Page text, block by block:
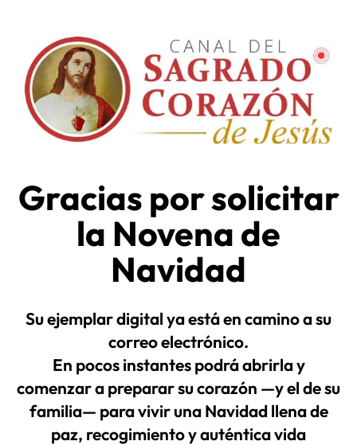
Gracias por solicitar
la Novena de
Navidad
Su ejemplar digital ya está en camino a su
correo electrónico.
En pocos instantes podrá abrirla y
comenzar a preparar su corazón —y el de su
familia— para vivir una Navidad llena de
paz, recogimiento y auténtica vida